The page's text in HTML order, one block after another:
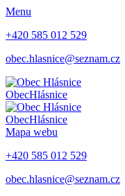
Menu
+420 585 012 529
obec.hlasnice@seznam.cz
ObecHlásnice
ObecHlásnice
Mapa webu
+420 585 012 529
obec.hlasnice@seznam.cz